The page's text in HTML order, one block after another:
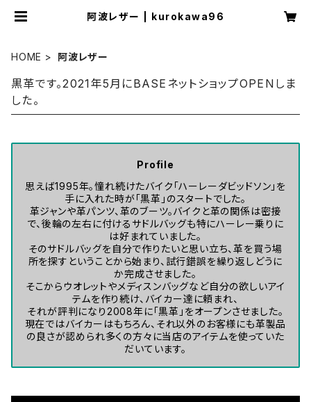
阿波レザー | kurokawa96
HOME 阿波レザー
黒革です。2021年5月にBASEネットショップOPENしま
した。
Profile
思えば1995年。憧れ続けたバイク「ハーレーダビッドソン」を
手に入れた時が「黒革」のスタートでした。
革ジャンや革パンツ、革のブーツ。バイクと革の関係は密接
で、後輪の左右に付けるサドルバッグも特にハーレー乗りに
は好まれていました。
そのサドルバッグを自分で作りたいと思い立ち、革を買う場
所を探すということから始まり、試行錯誤を繰り返しどうに
か完成させました。
そこからウオレットやメディスンバッグなど自分の欲しいアイ
テムを作り続け、バイカー達に頼まれ、
それが評判になり2008年に「黒革」をオープンさせました。
現在ではバイカーはもちろん、それ以外のお客様にも革製品
の良さが認められ多くの方々に当店のアイテムを使っていた
だいています。